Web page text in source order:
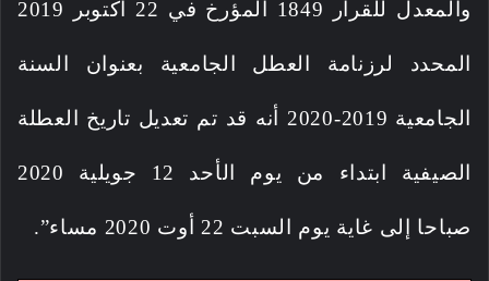
والمعدل للقرار 1849 المؤرخ في 22 أكتوبر 2019
المحدد لرزنامة العطل الجامعية بعنوان السنة
الجامعية 2019-2020 أنه قد تم تعديل تاريخ العطلة
الصيفية ابتداء من يوم الأحد 12 جويلية 2020
صباحا إلى غاية يوم السبت 22 أوت 2020 مساء”.